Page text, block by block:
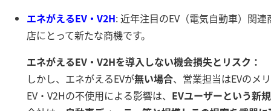
エネがえるEV・V2H: 近年注目のEV（電気自動車）関
店にとって新たな商機です。
エネがえるEV・V2Hを導入しない機会損失とリスク：
しかし、エネがえるEVが無い場合、営業担当はEVのメ
EV・V2Hの不使用による影響は、 EVユーザーという新